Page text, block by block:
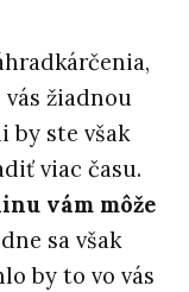
vás žiadnou
by ste však
viac času.
vám môže
sa však
by to vo vás